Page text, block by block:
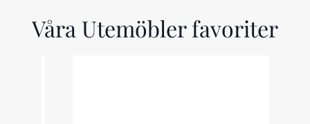
Våra Utemöbler favoriter